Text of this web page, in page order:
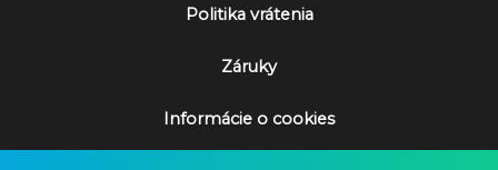
Politika vrátenia
Záruky
Informácie o cookies